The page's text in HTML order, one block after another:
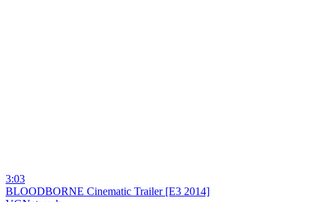
3:03
BLOODBORNE Cinematic Trailer [E3 2014]